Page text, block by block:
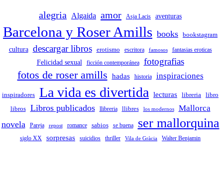
alegria Algaida amor Asja Lacis aventuras
Barcelona y Roser Amills books bookstagram
cultura descargar libros erotismo escritora famosos fantasias eroticas
Felicidad sexual ficción contemporánea fotografias
fotos de roser amills hadas historia inspiraciones
inspiradores La vida es divertida lecturas libreria
libro
libros
Libros publicados llibreria llibres los modernos
Mallorca
novela
Pareja repost romance sabios se buena ser mallorquina
siglo XX sorpresas suicidios thriller Vila de Gràcia Walter Benjamin